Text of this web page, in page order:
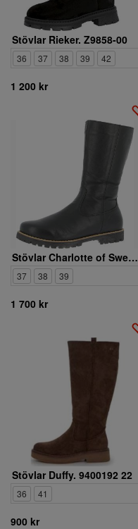
Stövlar Rieker. Z9858-00
36 37 38 39 42
1 200 kr
Stövlar Charlotte of Sweden. 0346019 002
37 38 39
1 700 kr
Stövlar Duffy. 9400192 22
36 41
900 kr